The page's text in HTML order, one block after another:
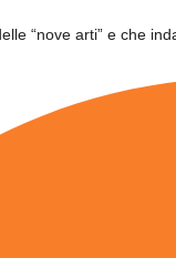
“nove arti” e che